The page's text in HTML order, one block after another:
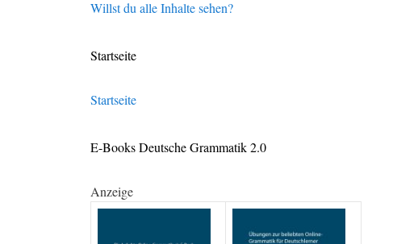
Willst du alle Inhalte sehen?
Startseite
Startseite
E-Books Deutsche Grammatik 2.0
Anzeige